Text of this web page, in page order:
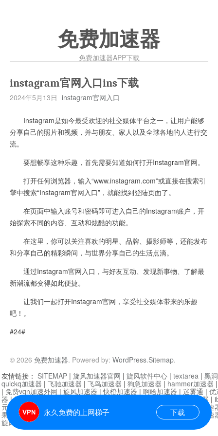
免费加速器
免费加速器APP下载
instagram官网入口ins下载
2024年5月13日 instagram官网入口
Instagram是如今最受欢迎的社交媒体平台之一，让用户能够
分享自己的照片和视频，并与朋友、家人以及全球各地的人进行交
流。
要想畅享这种乐趣，首先需要知道如何打开Instagram官网。
打开任何浏览器，输入“www.instagram.com”或直接在搜索引
擎中搜索“Instagram官网入口”，就能找到登陆页面了。
在页面中输入账号和密码即可进入自己的Instagram账户，开
始探索不同的内容、互动和炫酷的功能。
在这里，你可以关注喜欢的明星、品牌、摄影师等，还能发布
和分享自己的精彩瞬间，与世界分享自己的生活点滴。
通过Instagram官网入口，与好友互动、发现新事物、了解最
新潮流都变得如此便捷。
让我们一起打开Instagram官网，享受社交媒体带来的乐趣
吧！。
#24#
© 2026 免费加速器. Powered by: WordPress.Sitemap.
永久免费的上网梯子 下载
友情链接： SITEMAP | 旋风加速器官网 | 旋风软件中心 | textarea | 黑
quickq加速器 | 飞驰加速器 | 飞鸟加速器 | 狗急加速器 | hammer加速器
| 免费vqn加速外网 | 旋风加速器 |快橙加速器 | 啊哈加速器 | 迷雾通 | 优
器 |快柠檬加速器 anycast加速器 |
元机场加速器
| 一元机场 | 老王加速器 |白石山|小牛加速
果加速器|黑洞加速|银河加速器|猎豹加速器 海鸥加速器|
芒果加速
旋风加速器度器